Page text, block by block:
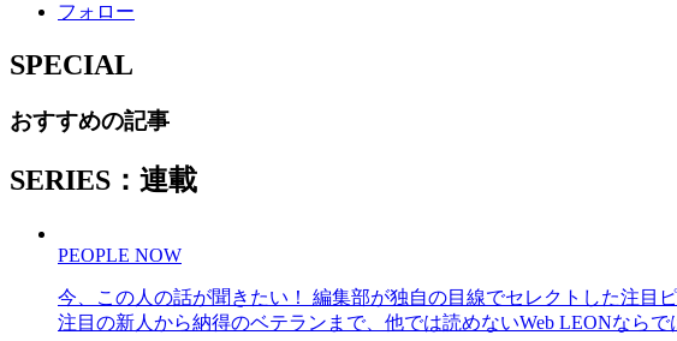
フォロー
SPECIAL
おすすめの記事
SERIES：連載
PEOPLE NOW
今、この人の話が聞きたい！ 編集部が独自の目線でセレクトした注目
注目の新人から納得のベテランまで、他では読めないWeb LEONなら